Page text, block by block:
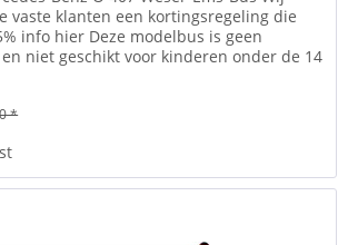
vaste klanten een kortingsregeling die
info hier Deze modelbus is geen
niet geschikt voor kinderen onder de 14
*